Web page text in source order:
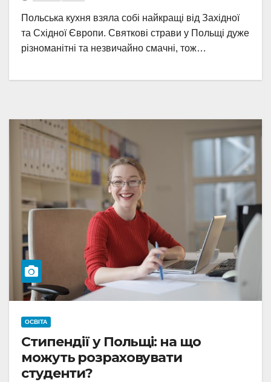
Польська кухня взяла собі найкращі від Західної
та Східної Європи. Святкові страви у Польщі дуже
різноманітні та незвичайно смачні, тож…
ОСВІТА
Стипендії у Польщі: на що
можуть розраховувати
студенти?